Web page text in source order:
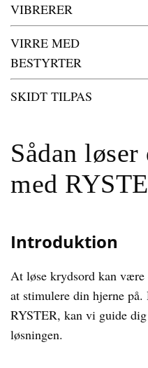
VIBRERER
VIRRE MED
BESTYRTER
SKIDT TILPAS
Sådan
med
Introduktion
At løse krydsord kan være
at stimulere din hjerne
RYSTER, kan vi guide
løsningen.